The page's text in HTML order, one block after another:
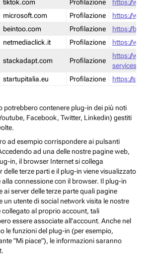
tiktok.com Profilazione
https://
microsoft.com Profilazione
https://
beintoo.com Profilazione
https://
netmediaclick.it Profilazione https://
stackadapt.com Profilazione
https://
services-
startupitalia.eu Profilazione https://
potrebbero contenere plug-in dei più noti
Facebook, Twitter, Linkedin) gestiti
ad esempio corrispondere ai pulsanti
ad una delle nostre pagine web,
in, il browser Internet si collega
delle terze parti e il plug-in viene visualizzato
connessione con il browser. Il plug-in
ai server delle terze parte quali pagine
un utente di social network visita le nostre
collegato al proprio account, tali
essere associate all'account. Anche nel
le funzioni del plug-in (per esempio,
"Mi piace"), le informazioni saranno